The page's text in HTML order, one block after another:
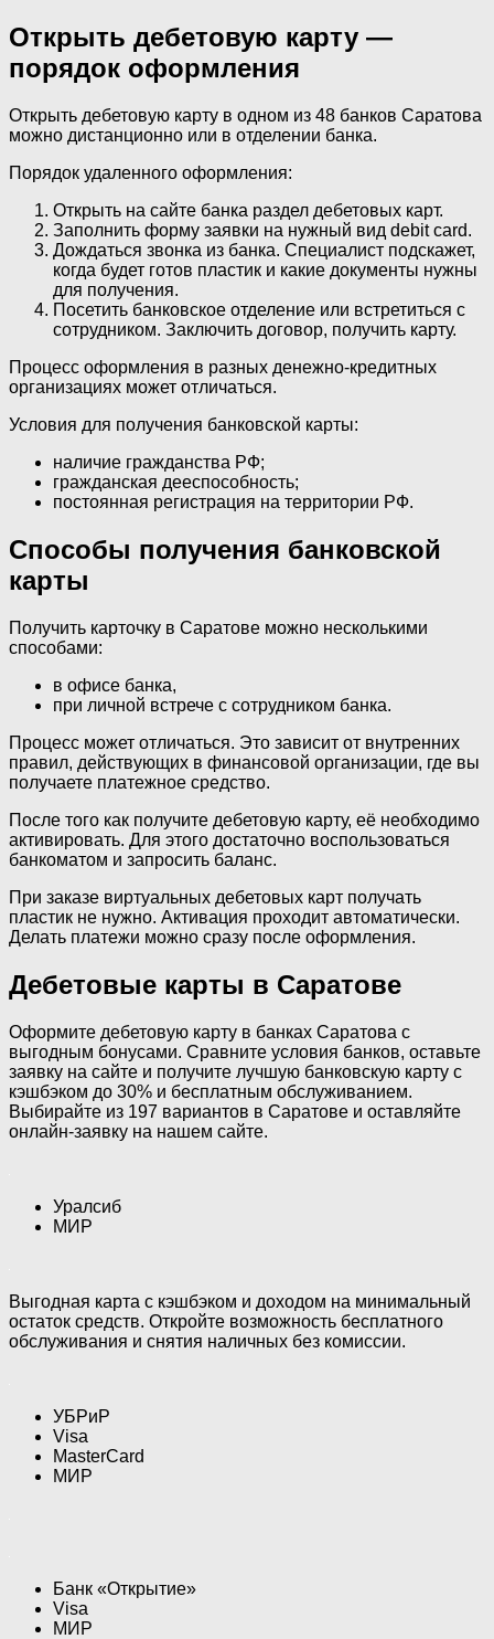
Открыть дебетовую карту —
порядок оформления
Открыть дебетовую карту в одном из 48 банков Саратова
можно дистанционно или в отделении банка.
Порядок удаленного оформления:
Открыть на сайте банка раздел дебетовых карт.
Заполнить форму заявки на нужный вид debit card.
Дождаться звонка из банка. Специалист подскажет,
когда будет готов пластик и какие документы нужны
для получения.
Посетить банковское отделение или встретиться с
сотрудником. Заключить договор, получить карту.
Процесс оформления в разных денежно-кредитных
организациях может отличаться.
Условия для получения банковской карты:
наличие гражданства РФ;
гражданская дееспособность;
постоянная регистрация на территории РФ.
Способы получения банковской
карты
Получить карточку в Саратове можно несколькими
способами:
в офисе банка,
при личной встрече с сотрудником банка.
Процесс может отличаться. Это зависит от внутренних
правил, действующих в финансовой организации, где вы
получаете платежное средство.
После того как получите дебетовую карту, её необходимо
активировать. Для этого достаточно воспользоваться
банкоматом и запросить баланс.
При заказе виртуальных дебетовых карт получать
пластик не нужно. Активация проходит автоматически.
Делать платежи можно сразу после оформления.
Дебетовые карты в Саратове
Оформите дебетовую карту в банках Саратова с
выгодным бонусами. Сравните условия банков, оставьте
заявку на сайте и получите лучшую банковскую карту с
кэшбэком до 30% и бесплатным обслуживанием.
Выбирайте из 197 вариантов в Саратове и оставляйте
онлайн-заявку на нашем сайте.
Уралсиб
МИР
Выгодная карта с кэшбэком и доходом на минимальный
остаток средств. Откройте возможность бесплатного
обслуживания и снятия наличных без комиссии.
УБРиР
Visa
MasterCard
МИР
Банк «Открытие»
Visa
МИР